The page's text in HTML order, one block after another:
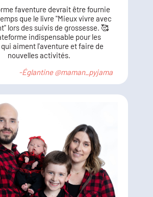
faventure devrait être fournie
que le livre "Mieux vivre avec
lors des suivis de grossesse. 🥰
indispensable pour les
aiment l'aventure et faire de
nouvelles activités.
-Églantine @maman_pyjama